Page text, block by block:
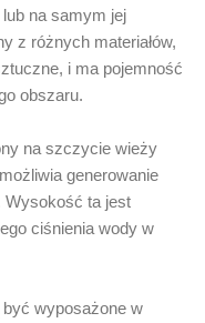
na samym jej
z różnych materiałów,
i ma pojemność
obszaru.
na szczycie wieży
generowanie
Wysokość ta jest
ciśnienia wody w
wyposażone w